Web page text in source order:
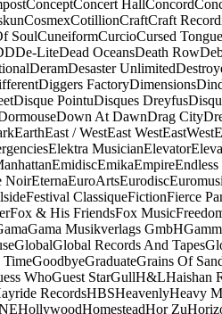
ConceptConcert HallConcord
CosmexCotillionCraftCraft
SoulCuneiformCurcioCursed Tongue
De-LiteDead OceansDeath Row
DeramDesaster Unlimited
Diggers FactoryDimensions
Disque PointuDisques Dreyfus
Down At DawnDrag City
EarthEast / WestEast WestEastWest
Elektra MusicianElevator
EmidiscEmikaEmpire
NoirEternaEuroArtsEurodisc
Festival ClassiqueFictionFierce
Fox & His FriendsFox Music
Gama Musikverlags GmbH
GlobalGlobal Records And Tapes
TimeGoodbyeGraduateGrains Of
WhoGuest StarGullH&LHaishan
RecordsHBSHeavenlyHeavy
HollywoodHomesteadHor Zu